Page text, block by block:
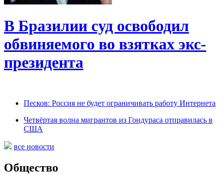
В Бразилии суд освободил
обвиняемого во взятках экс-
президента
Песков: Россия не будет ограничивать работу Интернета
Четвёртая волна мигрантов из Гондураса отправилась в
США
все новости
Общество